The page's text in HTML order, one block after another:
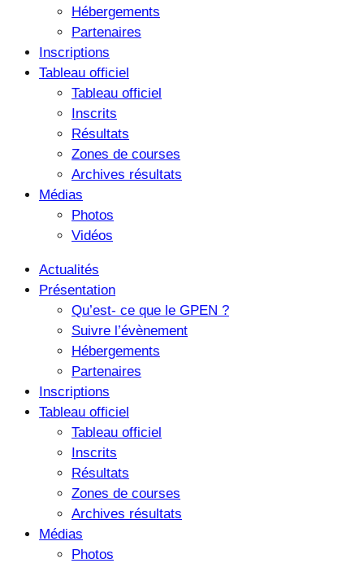
Hébergements
Partenaires
Inscriptions
Tableau officiel
Tableau officiel
Inscrits
Résultats
Zones de courses
Archives résultats
Médias
Photos
Vidéos
Actualités
Présentation
Qu’est- ce que le GPEN ?
Suivre l’évènement
Hébergements
Partenaires
Inscriptions
Tableau officiel
Tableau officiel
Inscrits
Résultats
Zones de courses
Archives résultats
Médias
Photos